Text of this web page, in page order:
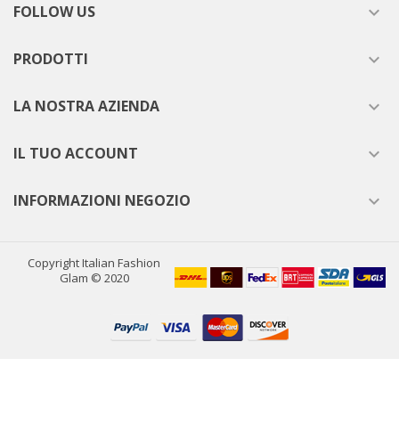
FOLLOW US 
PRODOTTI 
LA NOSTRA AZIENDA 
IL TUO ACCOUNT 
INFORMAZIONI NEGOZIO 
Copyright Italian Fashion
Glam © 2020